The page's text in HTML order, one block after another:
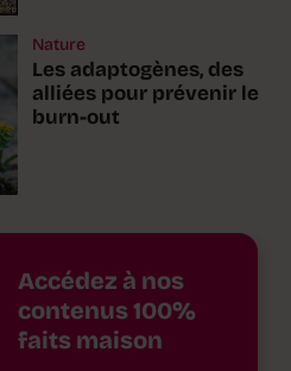
Nature
Les adaptogènes, des
alliées pour prévenir le
burn-out
Accédez à nos
contenus 100%
faits maison